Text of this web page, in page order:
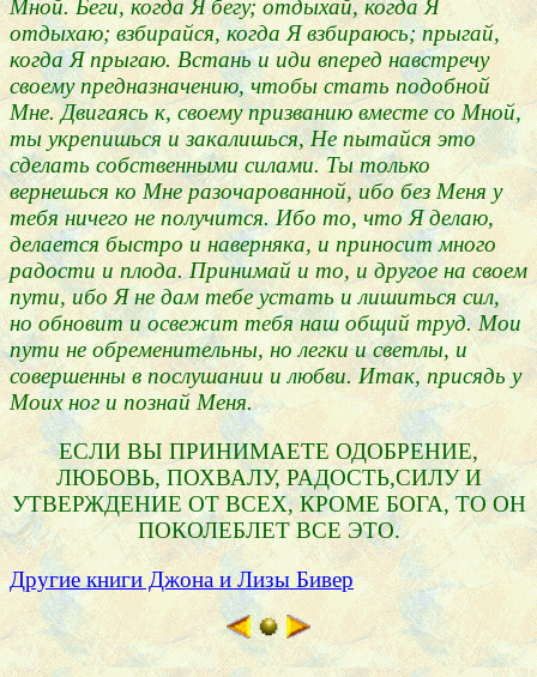
Мной. Беги, когда Я бегу; отдыхай, когда Я
отдыхаю; взбирайся, когда Я взбираюсь; прыгай,
когда Я прыгаю. Встань и иди вперед навстречу
своему предназначению, чтобы стать подобной
Мне. Двигаясь к, своему призванию вместе со Мной,
ты укрепишься и закалишься, Не пытайся это
сделать собственными силами. Ты только
вернешься ко Мне разочарованной, ибо без Меня у
тебя ничего не получится. Ибо то, что Я делаю,
делается быстро и наверняка, и приносит много
радости и плода. Принимай и то, и другое на своем
пути, ибо Я не дам тебе устать и лишиться сил,
но обновит и освежит тебя наш общий труд. Мои
пути не обременительны, но легки и светлы, и
совершенны в послушании и любви. Итак, присядь у
Моих ног и познай Меня.
ЕСЛИ ВЫ ПРИНИМАЕТЕ ОДОБРЕНИЕ,
ЛЮБОВЬ, ПОХВАЛУ, РАДОСТЬ,СИЛУ И
УТВЕРЖДЕНИЕ ОТ ВСЕХ, КРОМЕ БОГА, ТО ОН
ПОКОЛЕБЛЕТ ВСЕ ЭТО.
Другие книги Джона и Лизы Бивер